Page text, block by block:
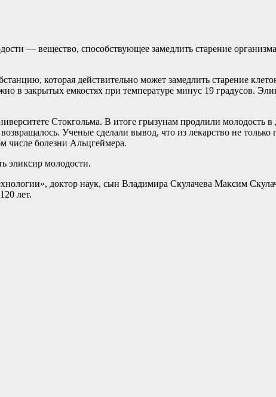
— вещество, способствующее замедлить старение
которая действительно может замедлить старение
в закрытых емкостях при температуре минус 19 градусов.
Стокгольма. В итоге грызунам продлили молодость
Ученые сделали вывод, что из лекарство не
числе болезни Альцгеймера.
эликсир молодости.
доктор наук, сын Владимира Скулачева Максим
лет.